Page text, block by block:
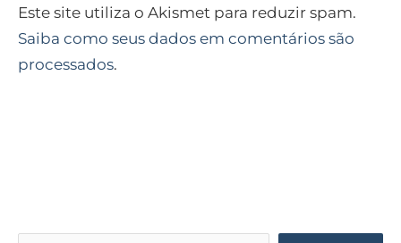
Este site utiliza o Akismet para reduzir spam.
Saiba como seus dados em comentários são
processados.